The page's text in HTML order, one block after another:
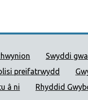
Swyddi
preifatrwydd
â ni Rhyddid